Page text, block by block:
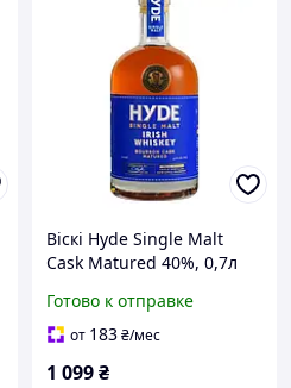
Віскі Hyde Single Malt
Cask Matured 40%, 0,7л
Готово к отправке
от 183₴/мес
1 099₴